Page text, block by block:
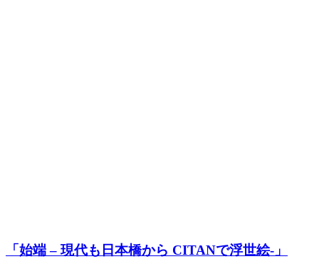
「始端 – 現代も日本橋から CITANで浮世絵-」